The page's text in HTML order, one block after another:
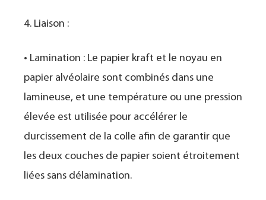
4. Liaison :
• Lamination : Le papier kraft et le noyau en
papier alvéolaire sont combinés dans une
lamineuse, et une température ou une pression
élevée est utilisée pour accélérer le
durcissement de la colle afin de garantir que
les deux couches de papier soient étroitement
liées sans délamination.